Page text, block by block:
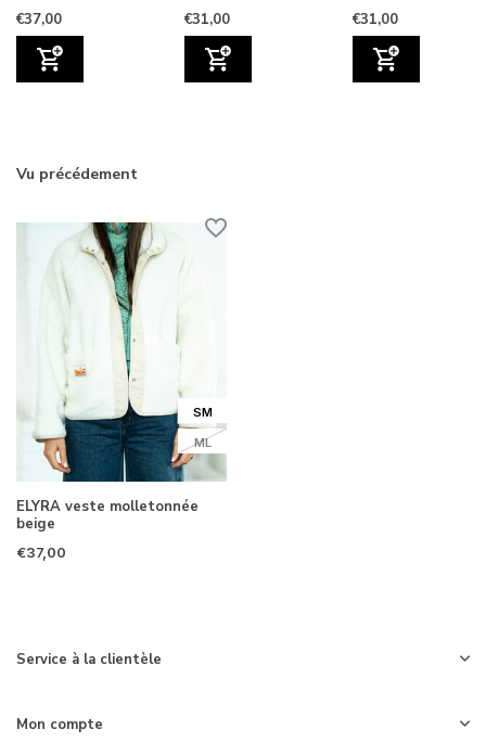
€37,00 €31,00 €31,00
Vu précédement
SM
ML
ELYRA veste molletonnée
beige
€37,00
Service à la clientèle
Mon compte